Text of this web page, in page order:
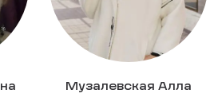
Музалевская Алла